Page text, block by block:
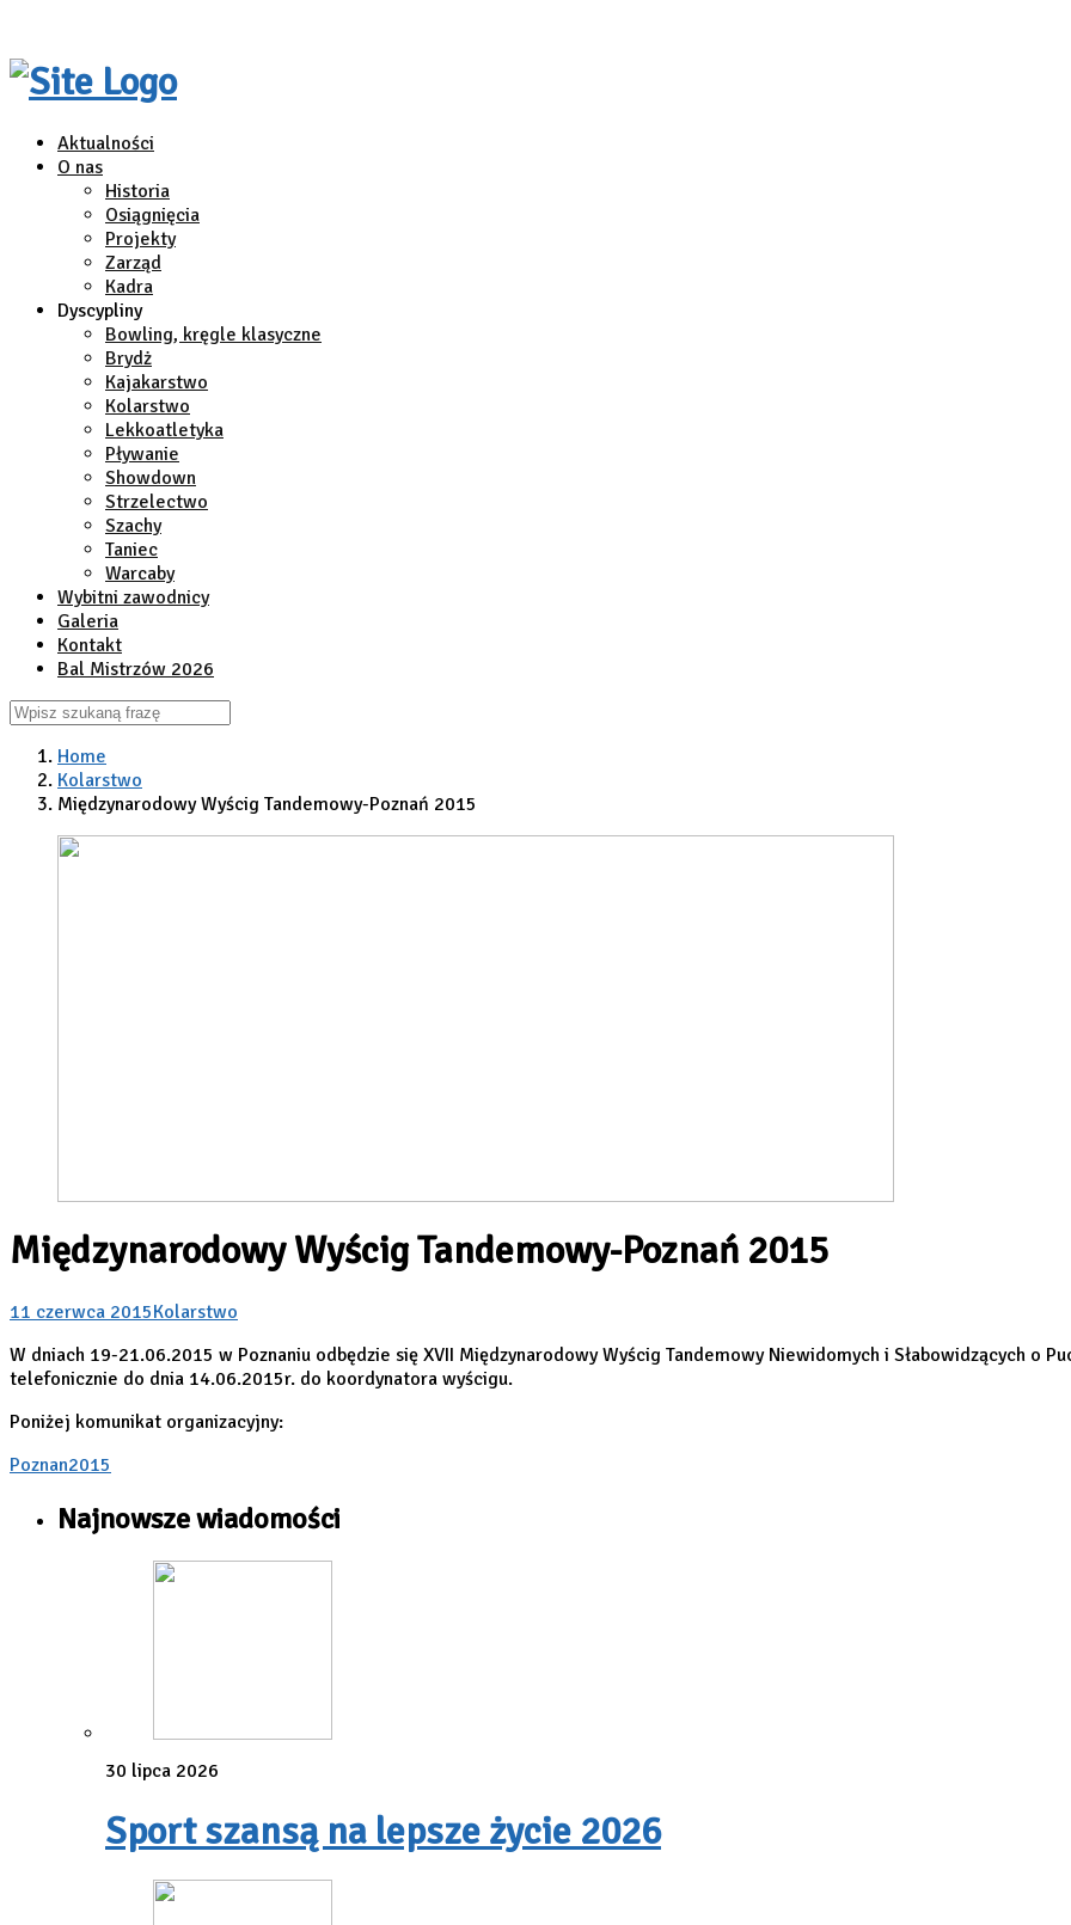
Aktualności
O nas
Historia
Osiągnięcia
Projekty
Zarząd
Kadra
Dyscypliny
Bowling, kręgle klasyczne
Brydż
Kajakarstwo
Kolarstwo
Lekkoatletyka
Pływanie
Showdown
Strzelectwo
Szachy
Taniec
Warcaby
Wybitni zawodnicy
Galeria
Kontakt
Bal Mistrzów 2026
Home
Kolarstwo
Międzynarodowy Wyścig Tandemowy-Poznań 2015
Międzynarodowy Wyścig Tandemowy-Poznań 2015
11 czerwca 2015Kolarstwo
W dniach 19-21.06.2015 w Poznaniu odbędzie się XVII Międzynarodowy Wyścig Tandemowy Niewidomych i Słabowidzących o
telefonicznie do dnia 14.06.2015r. do koordynatora wyścigu.
Poniżej komunikat organizacyjny:
Poznan2015
Najnowsze wiadomości
30 lipca 2026
Sport szansą na lepsze życie 2026